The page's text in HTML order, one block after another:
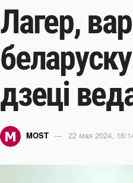
Лагер,
дзеці
MOST 22 мая 2024,